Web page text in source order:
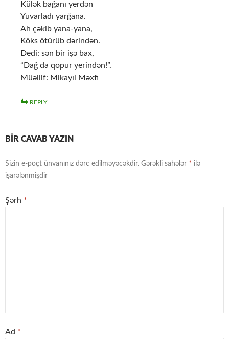
Külək bağanı yerdən
Yuvarladı yarğana.
Ah çəkib yana-yana,
Köks ötürüb dərindən.
Dedi: sən bir işə bax,
“Dağ da qopur yerindən!”.
Müəllif: Mikayıl Məxfi
REPLY
BIR CAVAB YAZIN
Sizin e-poçt ünvanınız dərc edilməyəcəkdir. Gərəkli sahələr * ilə
işarələnmişdir
Şərh *
Ad *